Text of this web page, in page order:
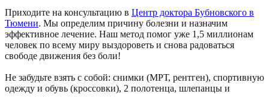
Приходите на консультацию в Центр доктора Бубновского в
Тюмени. Мы определим причину болезни и назначим
эффективное лечение. Наш метод помог уже 1,5 миллионам
человек по всему миру выздороветь и снова радоваться
свободе движения без боли!
Не забудьте взять с собой: снимки (МРТ, рентген), спортивную
одежду и обувь (кроссовки), 2 полотенца, шлепанцы и